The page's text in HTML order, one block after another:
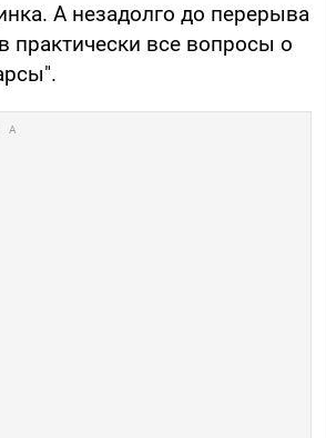
А незадолго до перерыва
практически все вопросы о